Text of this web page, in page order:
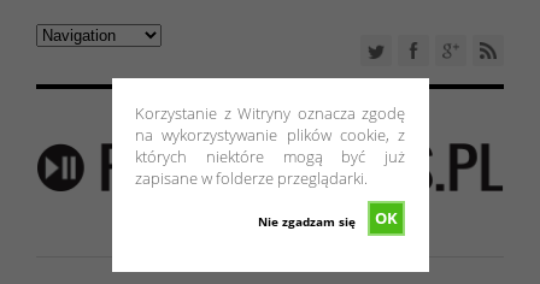
Korzystanie z Witryny oznacza zgodę
na wykorzystywanie plików cookie, z
których niektóre mogą być już
zapisane w folderze przeglądarki.
OK
Nie zgadzam się